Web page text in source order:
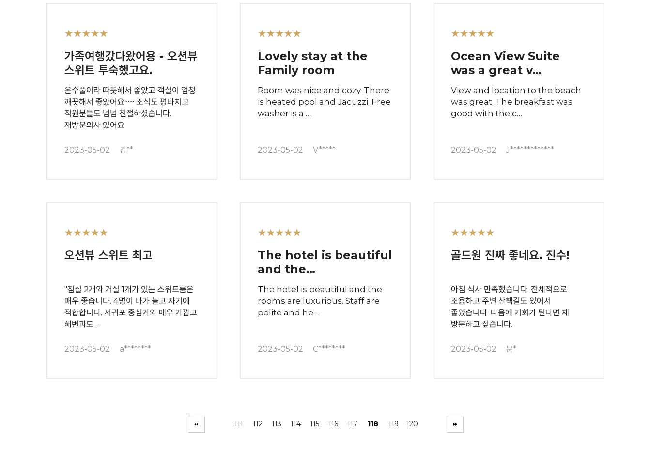
★★★★★
가족여행갔다왔어용 - 오션뷰
스위트 투숙했고요.
온수풀이라 따뜻해서 좋았고 객실이 엄청
깨끗해서 좋았어요~~ 조식도 평타치고
직원분들도 넘넘 친절하셨습니다.
재방문의사 있어요
2023-05-02 김**
★★★★★
Lovely stay at the
Family room
Room was nice and cozy. There
is heated pool and Jacuzzi. Free
washer is a …
2023-05-02 V*****
★★★★★
Ocean View Suite
was a great v…
View and location to the beach
was great. The breakfast was
good with the c…
2023-05-02 J*************
★★★★★
오션뷰 스위트 최고
"침실 2개와 거실 1개가 있는 스위트룸은
매우 좋습니다. 4명이 나가 놀고 자기에
적합합니다. 서귀포 중심가와 매우 가깝고
해변과도 …
2023-05-02 a********
★★★★★
The hotel is beautiful
and the…
The hotel is beautiful and the
rooms are luxurious. Staff are
polite and he…
2023-05-02 C********
★★★★★
골드원 진짜 좋네요. 진수!
아침 식사 만족했습니다. 전체적으로
조용하고 주변 산책길도 있어서
좋았습니다. 다음에 기회가 된다면 재
방문하고 싶습니다.
2023-05-02 문*
111 112 113 114 115 116 117 118 119 120
다음